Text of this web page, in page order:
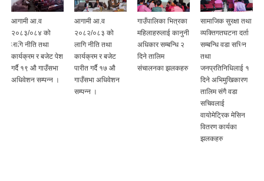
आगामी आ.व
२०८३/०८४ को
लागि नीति तथा
कार्यक्रम र बजेट पेश
गर्दै १९ औ गाउँसभा
अधिवेशन सम्पन्न ।
आगामी आ.व
२०८२/०८३ को
लागि नीति तथा
कार्यक्रम र बजेट
पारीत गर्दै १७ औ
गाउँसभा अधिवेशन
सम्पन्न ।
गाउँपालिका भित्रका
महिलाहरुलाई कानुनी
अधिकार सम्बन्धि २
दिने तालिम
संचालनका झलकहरु
सामाजिक सुरक्षा तथा
व्यक्तिगतघटना दर्ता
सम्बन्धि वडा सचिन
तथा
जनप्रतिनिधिलाई १
दिने अभिमुखिकारण
तालिम संगै वडा
सचिवलाई
वायोमेट्रिक मेसिन
वितरण कार्यका
झलकहरु